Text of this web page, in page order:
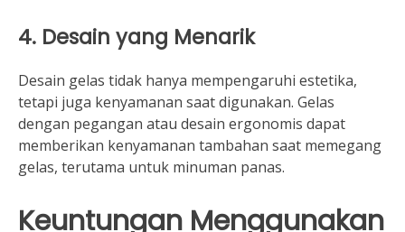
4. Desain yang Menarik
Desain gelas tidak hanya mempengaruhi estetika,
tetapi juga kenyamanan saat digunakan. Gelas
dengan pegangan atau desain ergonomis dapat
memberikan kenyamanan tambahan saat memegang
gelas, terutama untuk minuman panas.
Keuntungan Menggunakan